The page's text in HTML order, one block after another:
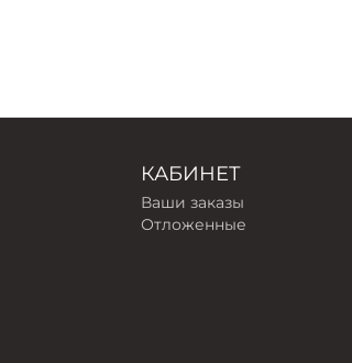
КАБИНЕТ
Ваши заказы
Отложенные